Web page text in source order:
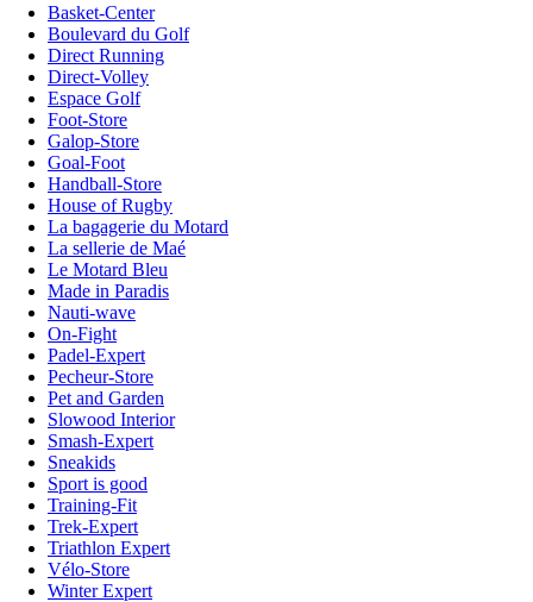
Basket-Center
Boulevard du Golf
Direct Running
Direct-Volley
Espace Golf
Foot-Store
Galop-Store
Goal-Foot
Handball-Store
House of Rugby
La bagagerie du Motard
La sellerie de Maé
Le Motard Bleu
Made in Paradis
Nauti-wave
On-Fight
Padel-Expert
Pecheur-Store
Pet and Garden
Slowood Interior
Smash-Expert
Sneakids
Sport is good
Training-Fit
Trek-Expert
Triathlon Expert
Vélo-Store
Winter Expert